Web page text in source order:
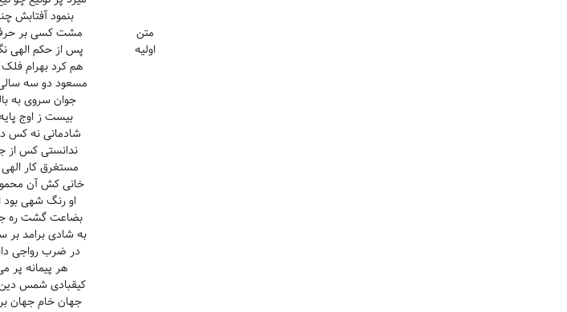
متن
اولیه
بنمود آفتابش
مشت کسی بر حرف
پس از حکم الهی
هم کرد بهرام
مسعود دو سه
جوان سروی به
بیست ز اوج
شادمانی نه کس
ندانستی کس از
مستغرق کار
خانی کش آن
او رنگ شهی بود
بضاعت گشت ره
به شادی برامد بر
در ضرب رواجی
هر پیمانه
کیقبادی شمس دین
جهان خام جهان